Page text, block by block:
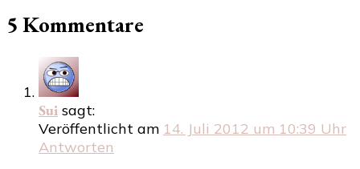
5 Kommentare
Sui sagt:
Veröffentlicht am 14. Juli 2012 um 10:39 Uhr
Antworten